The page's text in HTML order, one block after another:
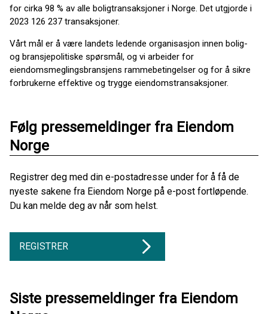
for cirka 98 % av alle boligtransaksjoner i Norge. Det utgjorde i
2023 126 237 transaksjoner.
Vårt mål er å være landets ledende organisasjon innen bolig-
og bransjepolitiske spørsmål, og vi arbeider for
eiendomsmeglingsbransjens rammebetingelser og for å sikre
forbrukerne effektive og trygge eiendomstransaksjoner.
Følg pressemeldinger fra Eiendom
Norge
Registrer deg med din e-postadresse under for å få de
nyeste sakene fra Eiendom Norge på e-post fortløpende.
Du kan melde deg av når som helst.
REGISTRER
Siste pressemeldinger fra Eiendom